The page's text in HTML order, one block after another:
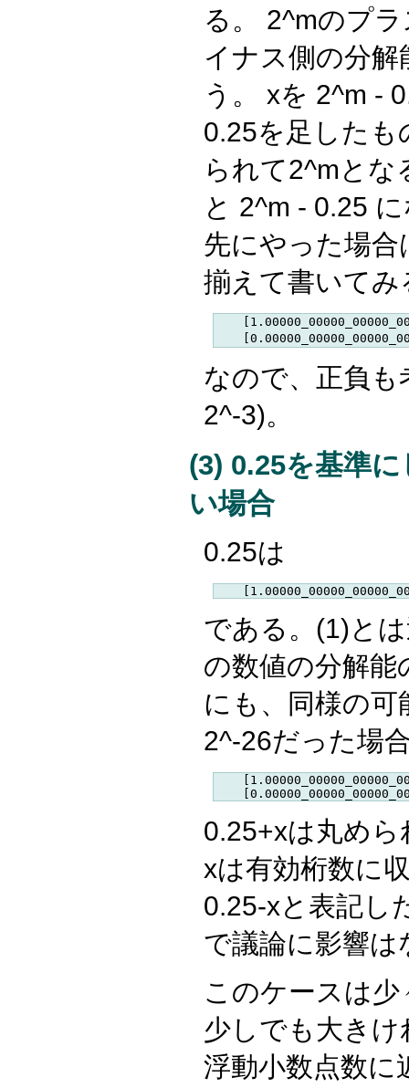
る。 2^mのプ
イナス側の分
う。 xを 2^m -
0.25を足したも
られて2^mとな
と 2^m - 0.25
先にやった場
揃えて書いてみ
なので、正負も
2^-3)。
(3) 0.25を基準
い場合
0.25は
である。(1)と
の数値の分解能
にも、同様の
2^-26だった場
0.25+xは丸め
xは有効桁数に
0.25-xと表記し
で議論に影響は
このケースは
少しでも大き
浮動小数点数に